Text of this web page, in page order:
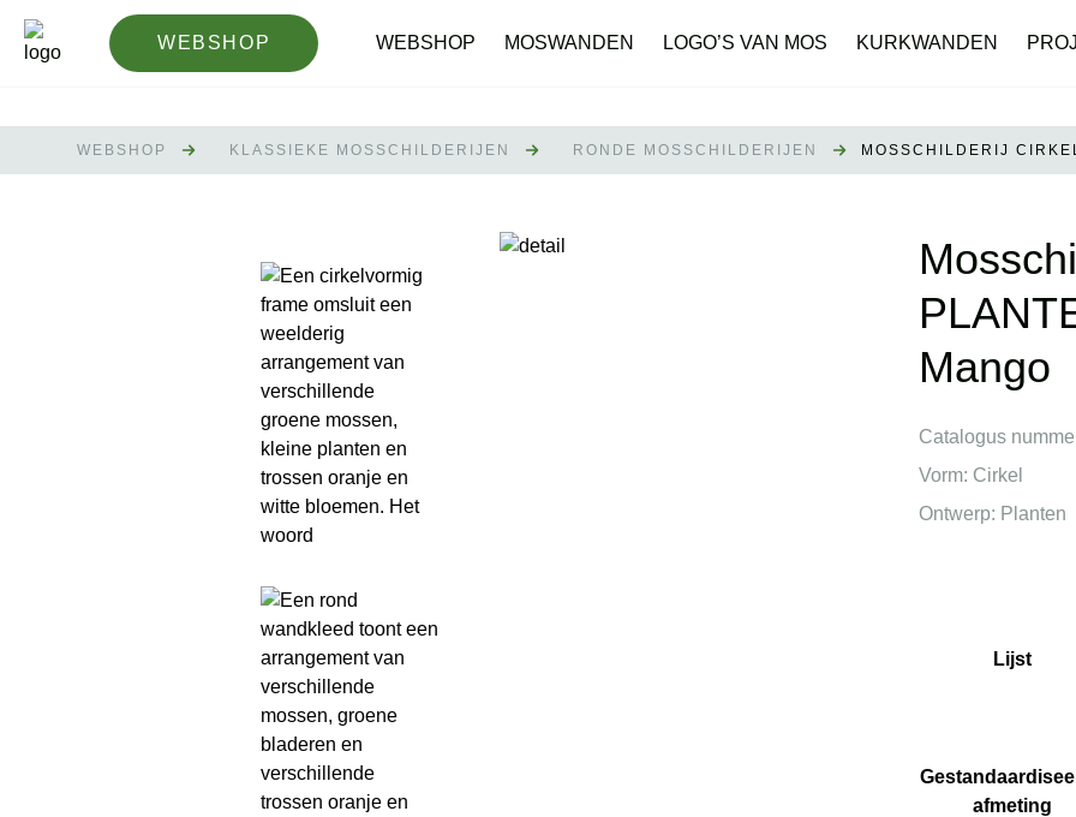
WEBSHOP WEBSHOP MOSWANDEN LOGO’S VAN MOS KURKWANDEN
WEBSHOP KLASSIEKE MOSSCHILDERIJEN RONDE MOSSCHILDERIJEN MOSSCHILDERIJ
Mango
Catalogus
Vorm: Cirkel
Ontwerp: Planten
Lijst
afmeting